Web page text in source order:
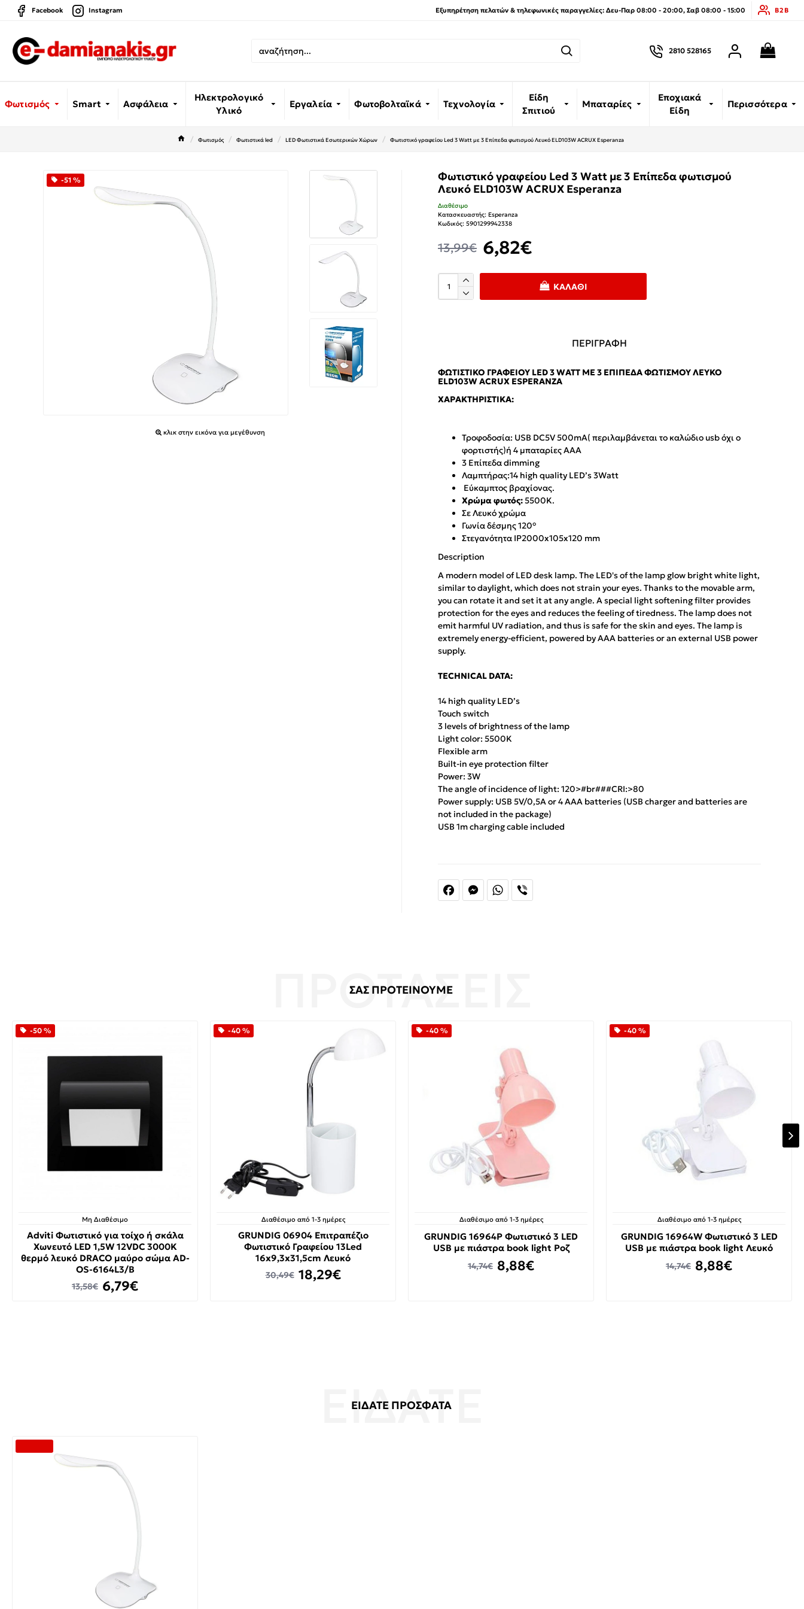
Facebook Instagram Εξυπηρέτηση πελατών & τηλεφωνικές παραγγελίες: Δευ-Παρ 08:00 - 20:00, Σαβ 08:00 - 15:00 B2B
2810 528165
Φωτισμός Smart Ασφάλεια
Ηλεκτρολογικό
Υλικό
Εργαλεία Φωτοβολταϊκά Τεχνολογία
Είδη
Σπιτιού
Μπαταρίες
Εποχιακά
Είδη
Περισσότερα
Φωτισμός Φωτιστικά led LED Φωτιστικά Εσωτερικών Χώρων Φωτιστικό γραφείου Led 3 Watt με 3 Επίπεδα φωτισμού Λευκό ELD103W ACRUX Esperanza
-51 %
κλικ στην εικόνα για μεγέθυνση
Φωτιστικό γραφείου Led 3 Watt με 3 Επίπεδα φωτισμού
Λευκό ELD103W ACRUX Esperanza
6,82€
13,99€
Διαθέσιμο
Κατασκευαστής: Esperanza
Κωδικός: 5901299942338
ΚΑΛΆΘΙ
FacebookMessengerWhatsApp
ΠΕΡΙΓΡΑΦΗ
ΦΩΤΙΣΤΙΚΌ ΓΡΑΦΕΊΟΥ LED 3 WATT ΜΕ 3 ΕΠΊΠΕΔΑ ΦΩΤΙΣΜΟΎ ΛΕΥΚΌ
ELD103W ACRUX ESPERANZA
ΧΑΡΑΚΤΗΡΙΣΤΙΚΆ:
Τροφοδοσία: USB DC5V 500mA( περιλαμβάνεται το καλώδιο usb όχι ο
φορτιστής)ή 4 μπαταρίες AAA
3 Επίπεδα dimming
Λαμπτήρας:14 high quality LED’s 3Watt
Εύκαμπτος βραχίονας.
Χρώμα φωτός:5500K.
Σε Λευκό χρώμα
Γωνία δέσμης 120°
Στεγανότητα IP2000x105x120 mm
Description
A modern model of LED desk lamp. The LED's of the lamp glow bright white light,
similar to daylight, which does not strain your eyes. Thanks to the movable arm,
you can rotate it and set it at any angle. A special light softening filter provides
protection for the eyes and reduces the feeling of tiredness. The lamp does not
emit harmful UV radiation, and thus is safe for the skin and eyes. The lamp is
extremely energy-efficient, powered by AAA batteries or an external USB power
supply.
TECHNICAL DATA:
14 high quality LED’s
Touch switch
3 levels of brightness of the lamp
Light color: 5500K
Flexible arm
Built-in eye protection filter
Power: 3W
The angle of incidence of light: 120>#br###CRI:>80
Power supply: USB 5V/0,5A or 4 AAA batteries (USB charger and batteries are
not included in the package)
USB 1m charging cable included
ΣΑΣ ΠΡΟΤΕΙΝΟΥΜΕ
-50 %
Μη Διαθέσιμο
Adviti Φωτιστικό για τοίχο ή σκάλα
Χωνευτό LED 1,5W 12VDC 3000K
θερμό λευκό DRACO μαύρο σώμα AD-
OS-6164L3/B
6,79€
13,58€
-40 %
Διαθέσιμο από 1-3 ημέρες
GRUNDIG 06904 Επιτραπέζιο
Φωτιστικό Γραφείου 13Led
16x9,3x31,5cm Λευκό
18,29€
30,49€
-40 %
Διαθέσιμο από 1-3 ημέρες
GRUNDIG 16964P Φωτιστικό 3 LED
USB με πιάστρα book light Ροζ
8,88€
14,74€
-40 %
Διαθέσιμο από 1-3 ημέρες
GRUNDIG 16964W Φωτιστικό 3 LED
USB με πιάστρα book light Λευκό
8,88€
14,74€
ΕΙΔΑΤΕ ΠΡΟΣΦΑΤΑ